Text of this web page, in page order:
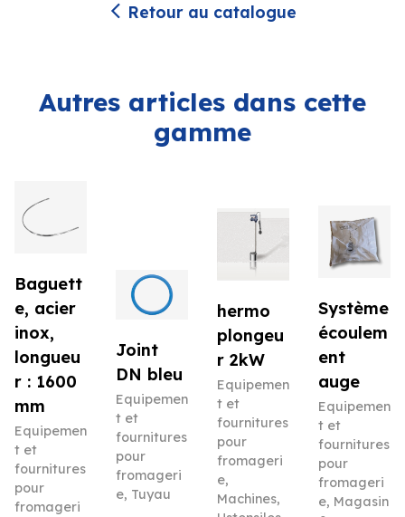
Retour au catalogue
Autres articles dans cette
gamme
Baguett
e, acier
inox,
longueu
r : 1600
mm
Equipemen
t et
fournitures
pour
fromageri
Joint
DN bleu
Equipemen
t et
fournitures
pour
fromageri
e, Tuyau
hermo
plongeu
r 2kW
Equipemen
t et
fournitures
pour
fromageri
e,
Machines,
Système
écoulem
ent
auge
Equipemen
t et
fournitures
pour
fromageri
e, Magasin